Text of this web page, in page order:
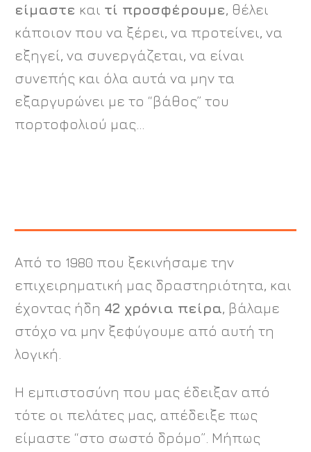
είμαστε και τί προσφέρουμε, θέλει
κάποιον που να ξέρει, να προτείνει, να
εξηγεί, να συνεργάζεται, να είναι
συνεπής και όλα αυτά να μην τα
εξαργυρώνει με το “βάθος” του
πορτοφολιού μας…
Από το 1980 που ξεκινήσαμε την
επιχειρηματική μας δραστηριότητα, και
έχοντας ήδη 42 χρόνια πείρα, βάλαμε
στόχο να μην ξεφύγουμε από αυτή τη
λογική.
Η εμπιστοσύνη που μας έδειξαν από
τότε οι πελάτες μας, απέδειξε πως
είμαστε “στο σωστό δρόμο”. Μήπως